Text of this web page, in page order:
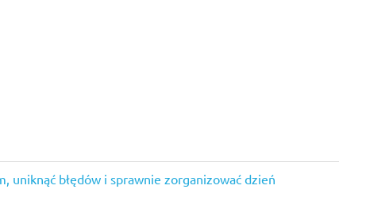
uniknąć błędów i sprawnie zorganizować dzień